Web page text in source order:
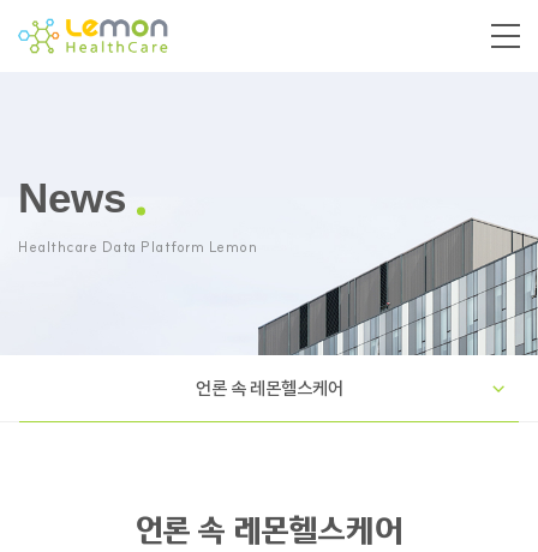
News
Healthcare Data Platform Lemon
언론 속 레몬헬스케어
언론 속 레몬헬스케어